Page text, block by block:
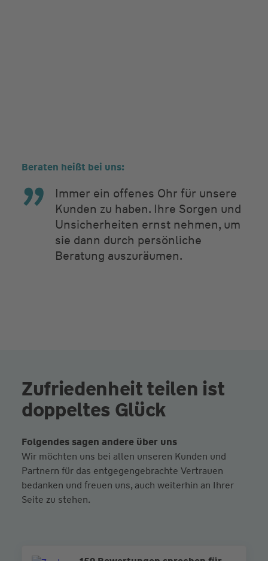
Beraten heißt bei uns:
Immer ein offenes Ohr für unsere
Kunden zu haben. Ihre Sorgen und
Unsicherheiten ernst nehmen, um
sie dann durch persönliche
Beratung auszuräumen.
Zufriedenheit teilen ist
doppeltes Glück
Folgendes sagen andere über uns
Wir möchten uns bei allen unseren Kunden und
Partnern für das entgegengebrachte Vertrauen
bedanken und freuen uns, auch weiterhin an Ihrer
Seite zu stehen.